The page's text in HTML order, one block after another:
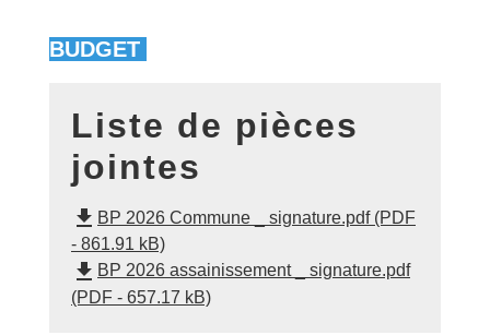
BUDGET
Liste de pièces
jointes
file_download BP 2026 Commune _ signature.pdf (PDF
- 861.91 kB)
file_download BP 2026 assainissement _ signature.pdf
(PDF - 657.17 kB)